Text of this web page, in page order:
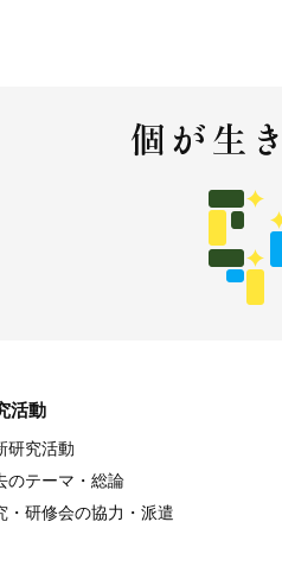
活動
研究活動
のテーマ・総論
・研修会の協力・派遣